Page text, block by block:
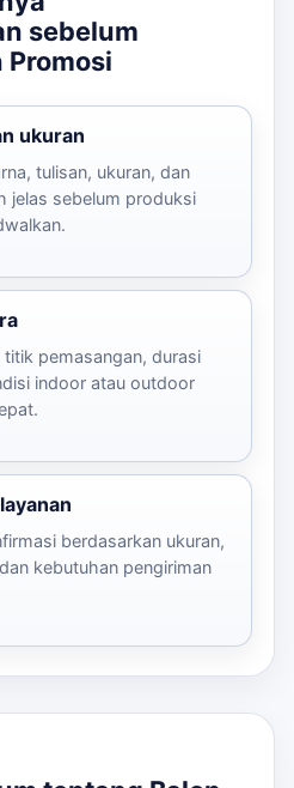
sebelum
Promosi
ukuran
tulisan, ukuran, dan
jelas sebelum produksi
pemasangan, durasi
indoor atau outdoor
berdasarkan ukuran,
kebutuhan pengiriman